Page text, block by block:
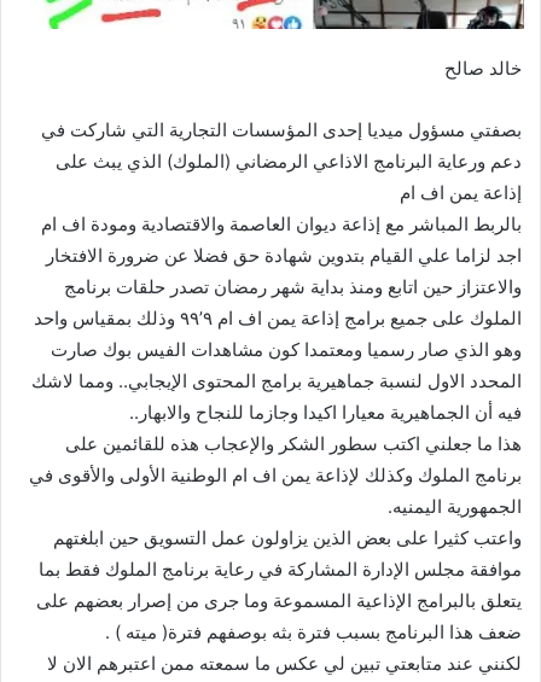
خالد صالح
بصفتي مسؤول ميديا إحدى المؤسسات التجارية التي شاركت في
دعم ورعاية البرنامج الاذاعي الرمضاني (الملوك) الذي يبث على
إذاعة يمن اف ام
بالربط المباشر مع إذاعة ديوان العاصمة والاقتصادية ومودة اف ام
اجد لزاما علي القيام بتدوين شهادة حق فضلا عن ضرورة الافتخار
والاعتزاز حين اتابع ومنذ بداية شهر رمضان تصدر حلقات برنامج
الملوك على جميع برامج إذاعة يمن اف ام ٩’٩٩ وذلك بمقياس واحد
وهو الذي صار رسميا ومعتمدا كون مشاهدات الفيس بوك صارت
المحدد الاول لنسبة جماهيرية برامج المحتوى الإيجابي.. ومما لاشك
فيه أن الجماهيرية معيارا اكيدا وجازما للنجاح والابهار..
هذا ما جعلني اكتب سطور الشكر والإعجاب هذه للقائمين على
برنامج الملوك وكذلك لإذاعة يمن اف ام الوطنية الأولى والأقوى في
الجمهورية اليمنيه.
واعتب كثيرا على بعض الذين يزاولون عمل التسويق حين ابلغتهم
موافقة مجلس الإدارة المشاركة في رعاية برنامج الملوك فقط بما
يتعلق بالبرامج الإذاعية المسموعة وما جرى من إصرار بعضهم على
ضعف هذا البرنامج بسبب فترة بثه بوصفهم فترة( ميته ) .
لكنني عند متابعتي تبين لي عكس ما سمعته ممن اعتبرهم الان لا